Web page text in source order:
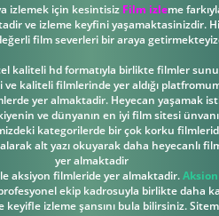
izlemek için kesintisiz Film izleme
ve izleme keyfini yaşamaktasinizdir.
film severleri bir araya
kaliteli hd formatıyla birlikte filmler
kaliteli filmlerinde yer aldığı
yer almaktadir. Heyecan yaşamak
ve dünyanın en iyi film sitesi
kategorilerde bir çok korku
alt yazı okuyarak daha heyecanlı
yer almaktadir
aksiyon filmleride yer almaktadir.
ekip kadrosuyla birlikte daha
izleme şansını bula bilirsiniz.